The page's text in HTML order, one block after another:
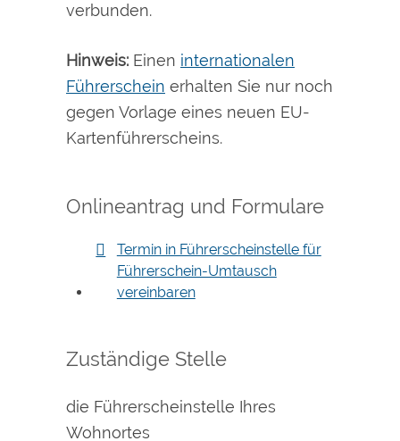
verbunden.
Hinweis: Einen internationalen
Führerschein erhalten Sie nur noch
gegen Vorlage eines neuen EU-
Kartenführerscheins.
Onlineantrag und Formulare
Termin in Führerscheinstelle für
Führerschein-Umtausch
vereinbaren
Zuständige Stelle
die Führerscheinstelle Ihres
Wohnortes